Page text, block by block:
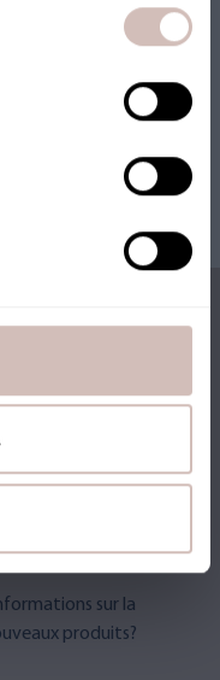
LA
sur la
produits?